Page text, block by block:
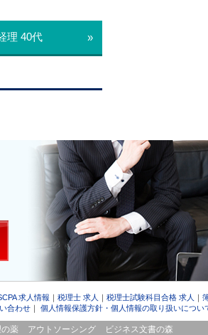
理 40代 »
求人情報 ｜ 税理士 求人 ｜ 税理士試験科目合格 求人 ｜
合わせ｜ 個人情報保護方針・個人情報の取り扱いについ
薬 アウトソーシング ビジネス文書の森